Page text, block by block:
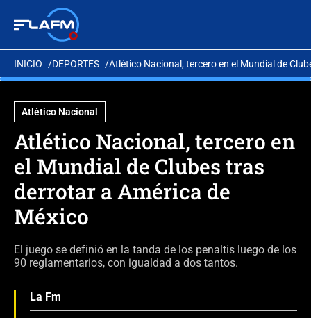
INICIO DEPORTES Atlético Nacional, tercero en el Mundial de
Atlético Nacional
Atlético Nacional, tercero en
el Mundial de Clubes tras
derrotar a América de
México
El juego se definió en la tanda de los penaltis luego de los
90 reglamentarios, con igualdad a dos tantos.
La Fm